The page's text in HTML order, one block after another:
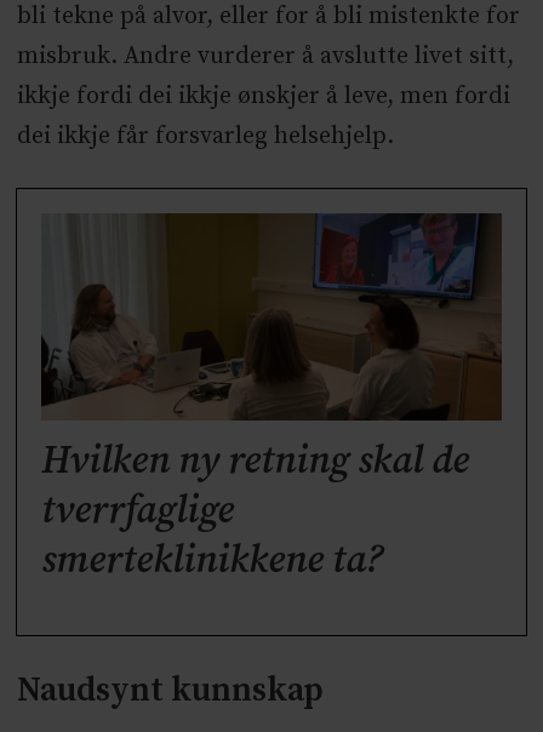
bli tekne på alvor, eller for å bli mistenkte for
misbruk. Andre vurderer å avslutte livet sitt,
ikkje fordi dei ikkje ønskjer å leve, men fordi
dei ikkje får forsvarleg helsehjelp.
Hvilken ny retning skal de
tverrfaglige
smerteklinikkene ta?
Naudsynt kunnskap